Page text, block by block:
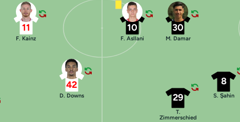
11
F. Kainz
42
D. Downs
8
S. Şahin
29
T.
Zimmerschied
30
M. Damar
10
F. Asllani